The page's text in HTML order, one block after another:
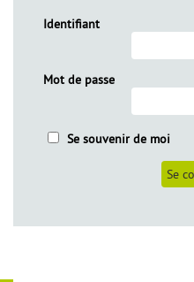
Identifiant
Mot de passe
Se souvenir de moi